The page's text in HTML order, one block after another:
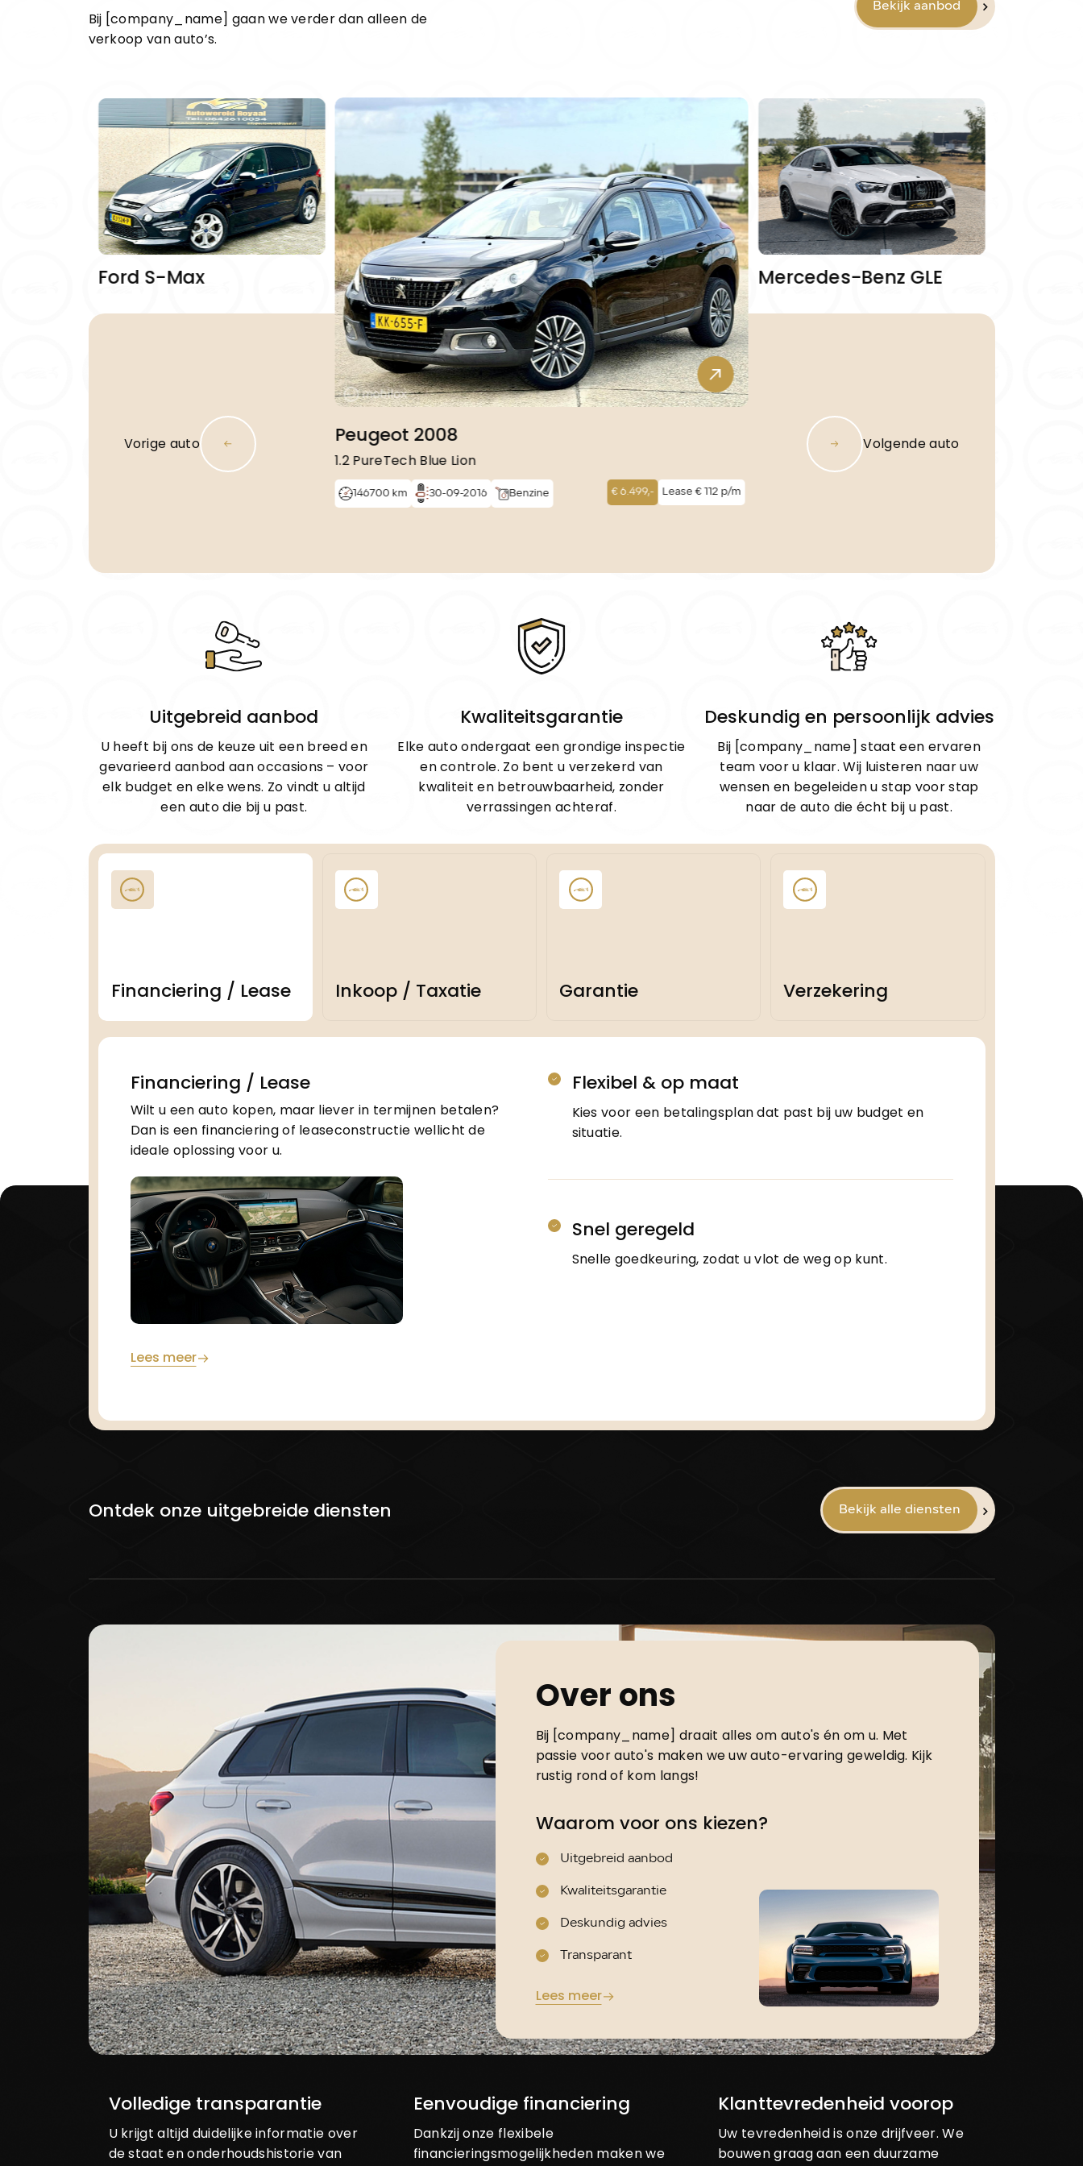
Bij [company_name] gaan we verder dan alleen de
verkoop van auto’s.
Bekijk aanbod
Ford S-Max
Peugeot 2008
1.2 PureTech Blue Lion
146700 km 30-09-2016 Benzine € 6.499,- Lease € 112 p/m
Mercedes-Benz GLE
Vorige auto Volgende auto
Uitgebreid aanbod
U heeft bij ons de keuze uit een breed en
gevarieerd aanbod aan occasions – voor
elk budget en elke wens. Zo vindt u altijd
een auto die bij u past.
Kwaliteitsgarantie
Elke auto ondergaat een grondige inspectie
en controle. Zo bent u verzekerd van
kwaliteit en betrouwbaarheid, zonder
verrassingen achteraf.
Deskundig en persoonlijk advies
Bij [company_name] staat een ervaren
team voor u klaar. Wij luisteren naar uw
wensen en begeleiden u stap voor stap
naar de auto die écht bij u past.
Financiering / Lease Inkoop / Taxatie Garantie Verzekering
Financiering / Lease
Wilt u een auto kopen, maar liever in termijnen betalen?
Dan is een financiering of leaseconstructie wellicht de
ideale oplossing voor u.
Lees meer
Flexibel & op maat
Kies voor een betalingsplan dat past bij uw budget en
situatie.
Snel geregeld
Snelle goedkeuring, zodat u vlot de weg op kunt.
Ontdek onze uitgebreide diensten Bekijk alle diensten
Over ons
Bij [company_name] draait alles om auto's én om u. Met
passie voor auto's maken we uw auto-ervaring geweldig. Kijk
rustig rond of kom langs!
Waarom voor ons kiezen?
Uitgebreid aanbod
Kwaliteitsgarantie
Deskundig advies
Transparant
Lees meer
Volledige transparantie
U krijgt altijd duidelijke informatie over
de staat en onderhoudshistorie van
Eenvoudige financiering
Dankzij onze flexibele
financieringsmogelijkheden maken we
Klanttevredenheid voorop
Uw tevredenheid is onze drijfveer. We
bouwen graag aan een duurzame